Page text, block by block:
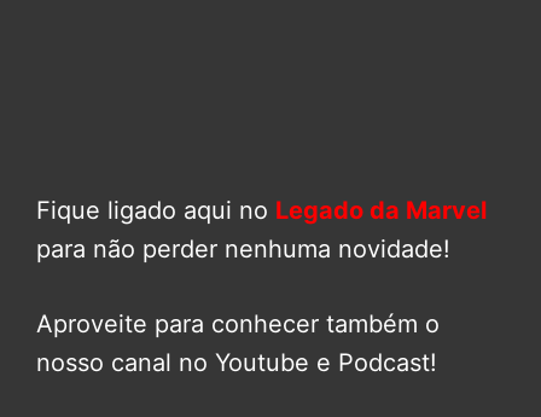
Fique ligado aqui no Legado da Marvel
para não perder nenhuma novidade!
Aproveite para conhecer também o
nosso canal no Youtube e Podcast!